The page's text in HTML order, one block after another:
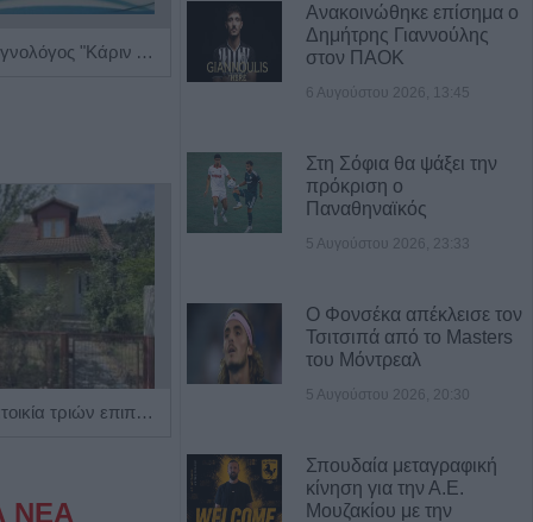
Παιδίατρος - Νεογνολόγος "Κάριν Αδάμου - Kraaijenbrink" Βιοπαθολόγος - Μικροβιολόγος "Ελένη Μηλίτση"
Πωλείται μονοκατοικία τριών επιπέδων στο καταπράσινο Πευκόφυτο Καρδίτσας
ΝΕΑ
Ανακοινώθηκε επίσημα ο
Δημήτρης Γιαννούλης
στον ΠΑΟΚ
6 Αυγούστου 2026, 13:45
Στη Σόφια θα ψάξει την
πρόκριση ο
Παναθηναϊκός
5 Αυγούστου 2026, 23:33
Ο Φονσέκα απέκλεισε τον
Τσιτσιπά από το Masters
του Μόντρεαλ
5 Αυγούστου 2026, 20:30
Σπουδαία μεταγραφική
κίνηση για την Α.Ε.
Μουζακίου με την